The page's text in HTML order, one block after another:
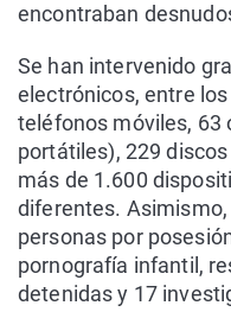
encontraban
Se han intervenido
electrónicos, entre
teléfonos móviles, 63
portátiles), 229
más de 1.600
diferentes.
personas por
pornografía infantil,
detenidas y 17